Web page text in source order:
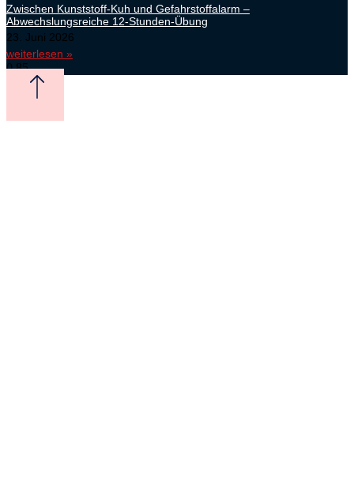
Zwischen Kunststoff-Kuh und Gefahrstoffalarm –
Abwechslungsreiche 12-Stunden-Übung
23. Juni 2026
weiterlesen »